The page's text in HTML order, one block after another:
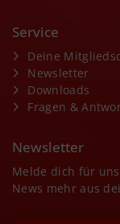
Service
Deine
Newsletter
Downloads
Fragen &
Newsletter
Melde dich für
News mehr aus